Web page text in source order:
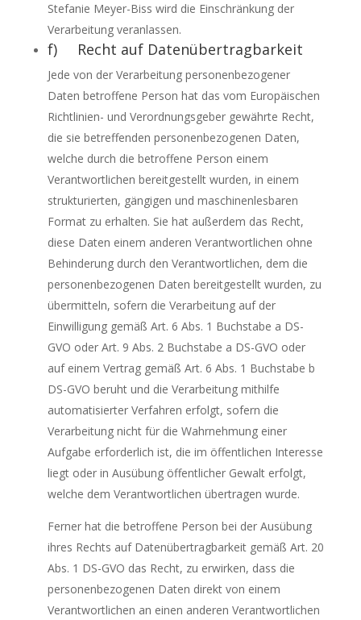
Stefanie Meyer-Biss wird die Einschränkung der
Verarbeitung veranlassen.
f) Recht auf Datenübertragbarkeit
Jede von der Verarbeitung personenbezogener
Daten betroffene Person hat das vom Europäischen
Richtlinien- und Verordnungsgeber gewährte Recht,
die sie betreffenden personenbezogenen Daten,
welche durch die betroffene Person einem
Verantwortlichen bereitgestellt wurden, in einem
strukturierten, gängigen und maschinenlesbaren
Format zu erhalten. Sie hat außerdem das Recht,
diese Daten einem anderen Verantwortlichen ohne
Behinderung durch den Verantwortlichen, dem die
personenbezogenen Daten bereitgestellt wurden, zu
übermitteln, sofern die Verarbeitung auf der
Einwilligung gemäß Art. 6 Abs. 1 Buchstabe a DS-
GVO oder Art. 9 Abs. 2 Buchstabe a DS-GVO oder
auf einem Vertrag gemäß Art. 6 Abs. 1 Buchstabe b
DS-GVO beruht und die Verarbeitung mithilfe
automatisierter Verfahren erfolgt, sofern die
Verarbeitung nicht für die Wahrnehmung einer
Aufgabe erforderlich ist, die im öffentlichen Interesse
liegt oder in Ausübung öffentlicher Gewalt erfolgt,
welche dem Verantwortlichen übertragen wurde.
Ferner hat die betroffene Person bei der Ausübung
ihres Rechts auf Datenübertragbarkeit gemäß Art. 20
Abs. 1 DS-GVO das Recht, zu erwirken, dass die
personenbezogenen Daten direkt von einem
Verantwortlichen an einen anderen Verantwortlichen